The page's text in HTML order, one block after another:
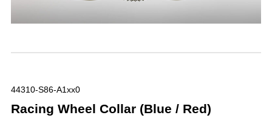
44310-S86-A1xx0
Racing Wheel Collar (Blue / Red)